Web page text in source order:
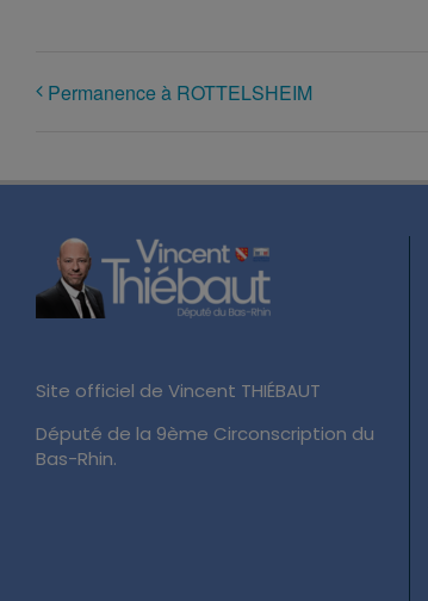
Permanence à ROTTELSHEIM
Site officiel de Vincent THIÉBAUT
Député de la 9ème Circonscription du
Bas-Rhin.